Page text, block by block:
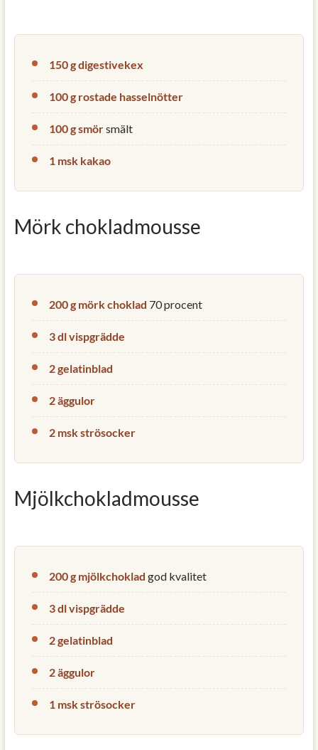
150 g digestivekex
100 g rostade hasselnötter
100 g smörsmält
1 msk kakao
Mörk chokladmousse
200 g mörk choklad 70 procent
3 dl vispgrädde
2 gelatinblad
2 äggulor
2 msk strösocker
Mjölkchokladmousse
200 g mjölkchoklad god kvalitet
3 dl vispgrädde
2 gelatinblad
2 äggulor
1 msk strösocker